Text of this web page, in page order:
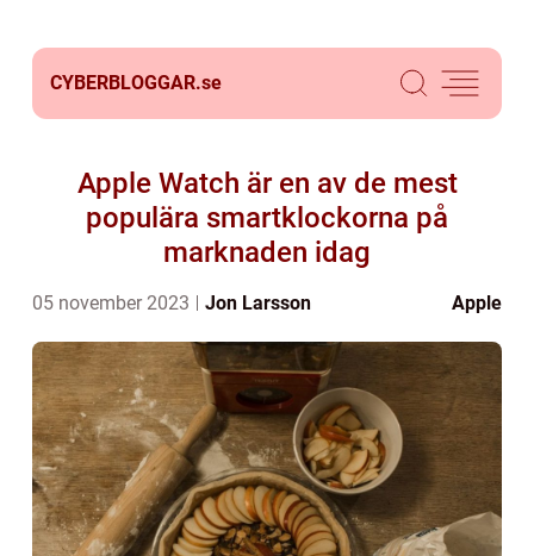
CYBERBLOGGAR.se
Apple Watch är en av de mest
populära smartklockorna på
marknaden idag
05 november 2023 Jon Larsson Apple